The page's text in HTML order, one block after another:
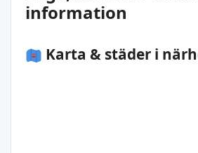
information
Karta & städer i